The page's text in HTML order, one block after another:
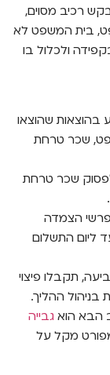
רכיב מסוים,
בית המשפט לא
ולכלול בו
שהוצאו
שכר טרחת
שכר טרחת
הצמדה
ליום התשלום
תקבלו פיצוי
בניהול ההליך.
הבא הוא גבייה
מקל על